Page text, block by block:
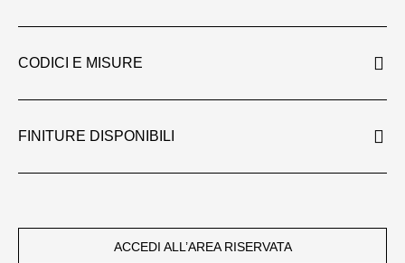
CODICI E MISURE
FINITURE DISPONIBILI
ACCEDI ALL’AREA RISERVATA